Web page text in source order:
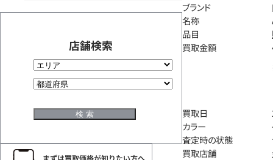
店舗検索
ブランド
名称
品目
買取金額
買取日
カラー
査定時の状態
買取店舗